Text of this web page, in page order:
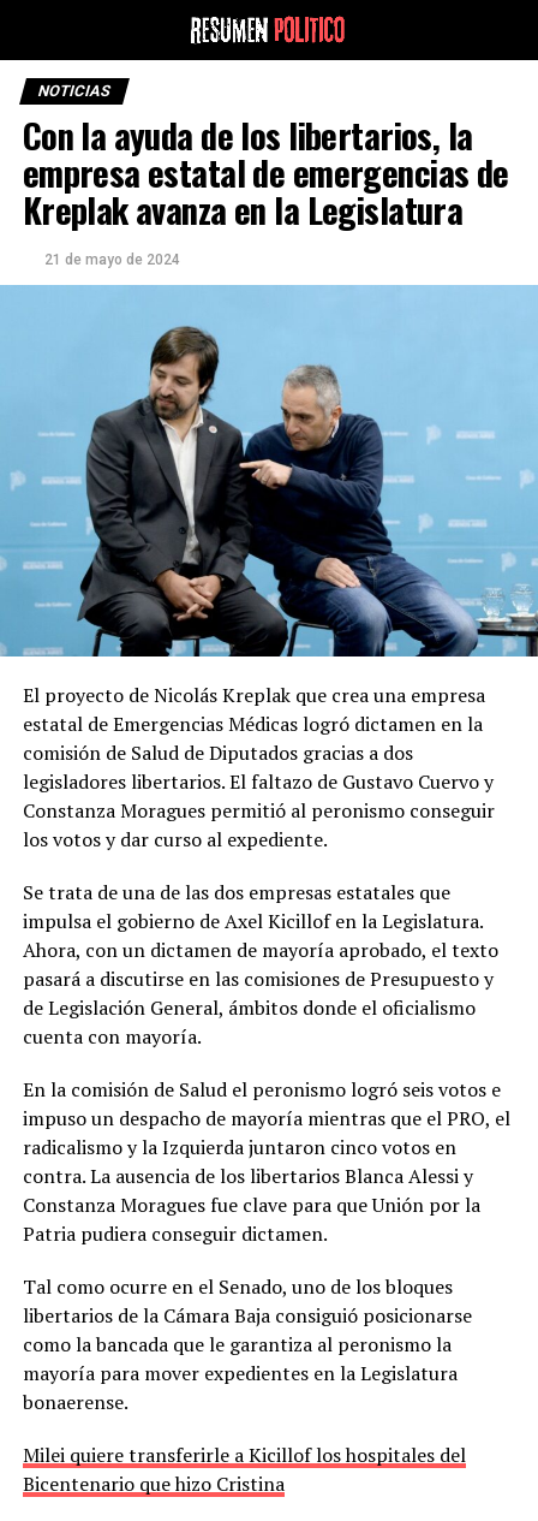
NOTICIAS
Con la ayuda de los libertarios, la
empresa estatal de emergencias de
Kreplak avanza en la Legislatura
21 de mayo de 2024
El proyecto de Nicolás Kreplak que crea una empresa
estatal de Emergencias Médicas logró dictamen en la
comisión de Salud de Diputados gracias a dos
legisladores libertarios. El faltazo de Gustavo Cuervo y
Constanza Moragues permitió al peronismo conseguir
los votos y dar curso al expediente.
Se trata de una de las dos empresas estatales que
impulsa el gobierno de Axel Kicillof en la Legislatura.
Ahora, con un dictamen de mayoría aprobado, el texto
pasará a discutirse en las comisiones de Presupuesto y
de Legislación General, ámbitos donde el oficialismo
cuenta con mayoría.
En la comisión de Salud el peronismo logró seis votos e
impuso un despacho de mayoría mientras que el PRO, el
radicalismo y la Izquierda juntaron cinco votos en
contra. La ausencia de los libertarios Blanca Alessi y
Constanza Moragues fue clave para que Unión por la
Patria pudiera conseguir dictamen.
Tal como ocurre en el Senado, uno de los bloques
libertarios de la Cámara Baja consiguió posicionarse
como la bancada que le garantiza al peronismo la
mayoría para mover expedientes en la Legislatura
bonaerense.
Milei quiere transferirle a Kicillof los hospitales del
Bicentenario que hizo Cristina